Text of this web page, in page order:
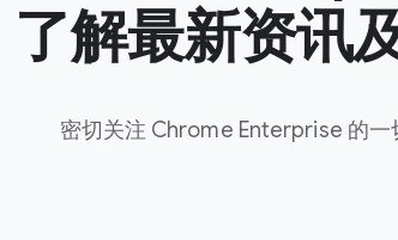
解最新资讯
密切关注 Chrome Enterprise 的一